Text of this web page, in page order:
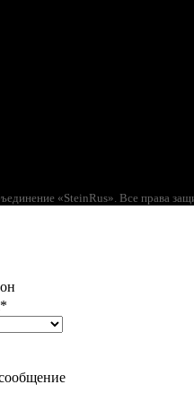
«SteinRus». Все права